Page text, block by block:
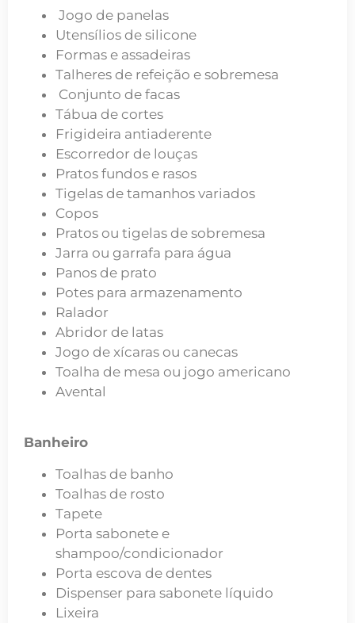
Jogo de panelas
Utensílios de silicone
Formas e assadeiras
Talheres de refeição e sobremesa
Conjunto de facas
Tábua de cortes
Frigideira antiaderente
Escorredor de louças
Pratos fundos e rasos
Tigelas de tamanhos variados
Copos
Pratos ou tigelas de sobremesa
Jarra ou garrafa para água
Panos de prato
Potes para armazenamento
Ralador
Abridor de latas
Jogo de xícaras ou canecas
Toalha de mesa ou jogo americano
Avental
Banheiro
Toalhas de banho
Toalhas de rosto
Tapete
Porta sabonete e
shampoo/condicionador
Porta escova de dentes
Dispenser para sabonete líquido
Lixeira